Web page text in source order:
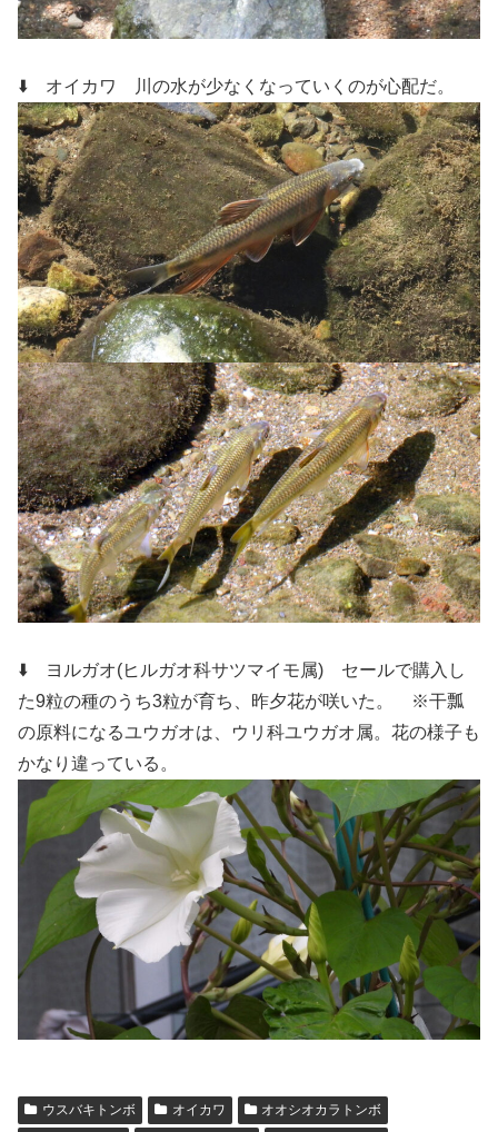
⬇️ オイカワ 川の水が少なくなっていくのが心配だ。
⬇️ ヨルガオ(ヒルガオ科サツマイモ属) セールで購入し
た9粒の種のうち3粒が育ち、昨夕花が咲いた。
※干瓢
の原料になるユウガオは、ウリ科ユウガオ属。花の様子も
かなり違っている。
ウスバキトンボ オイカワ
オオシオカラトンボ